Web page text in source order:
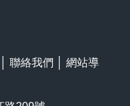
聯絡我們
網站導